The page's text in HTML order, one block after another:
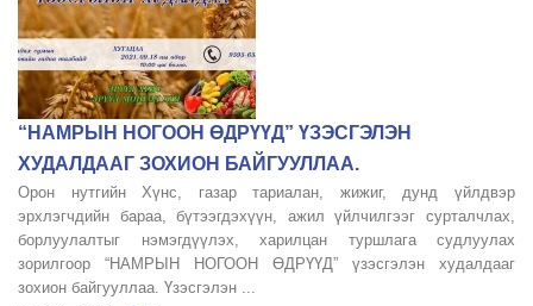
“НАМРЫН НОГООН ӨДРҮҮД” ҮЗЭСГЭЛЭН
ХУДАЛДААГ ЗОХИОН БАЙГУУЛЛАА.
Орон нутгийн Хүнс, газар тариалан, жижиг, дунд үйлдвэр
эрхлэгчдийн бараа, бүтээгдэхүүн, ажил үйлчилгээг сурталчлах,
борлуулалтыг нэмэгдүүлэх, харилцан туршлага судлуулах
зорилгоор “НАМРЫН НОГООН ӨДРҮҮД” үзэсгэлэн худалдааг
зохион байгууллаа. Үзэсгэлэн ...